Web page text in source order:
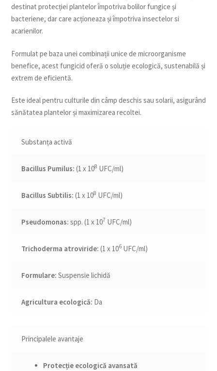
destinat protecției plantelor împotriva bolilor fungice și
bacteriene, dar care acționeaza și împotriva insectelor si
acarienilor.
Formulat pe baza unei combinații unice de microorganisme
benefice, acest fungicid oferă o soluție ecologică, sustenabilă și
extrem de eficientă.
Este ideal pentru culturile din câmp deschis sau solarii, asigurând
sănătatea plantelor și maximizarea recoltei.
Substanța activă
Bacillus Pumilus: (1 x 108 UFC/ml)
Bacillus Subtilis: (1 x 108 UFC/ml)
Pseudomonas: spp. (1 x 107 UFC/ml)
Trichoderma atroviride: (1 x 106UFC/ml)
Formulare: Suspensie lichidă
Agricultura ecologică: Da
Principalele avantaje
Protecție ecologică avansată